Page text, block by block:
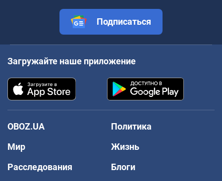
Подписаться
Загружайте наше приложение
OBOZ.UA
Политика
Мир
Жизнь
Расследования
Блоги